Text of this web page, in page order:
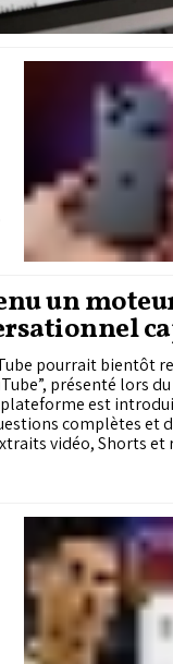
un
ChatGPT
pourrait bientôt
présenté lors
est
complètes et
vidéo, Shorts